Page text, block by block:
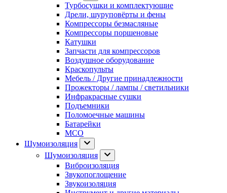
Турбосушки и комплектующие
Дрели, шуруповёрты и фены
Компрессоры безмасляные
Компрессоры поршеновые
Катушки
Запчасти для компрессоров
Воздушное оборудование
Краскопульты
Мебель / Другие принадлежности
Прожекторы / лампы / светильники
Инфракрасные сушки
Подъемники
Поломоечные машины
Батарейки
МСО
Шумоизоляция
Шумоизоляция
Виброизоляция
Звукопоглощение
Звукоизоляция